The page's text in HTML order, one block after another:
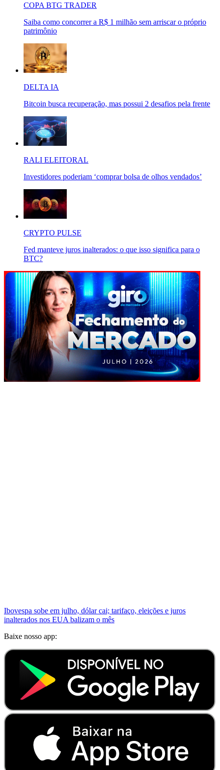
COPA BTG TRADER
Saiba como concorrer a R$ 1 milhão sem arriscar o próprio
patrimônio
DELTA IA
Bitcoin busca recuperação, mas possui 2 desafios pela frente
RALI ELEITORAL
Investidores poderiam ‘comprar bolsa de olhos vendados’
CRYPTO PULSE
Fed manteve juros inalterados: o que isso significa para o
BTC?
Ibovespa sobe em julho, dólar cai; tarifaço, eleições e juros
inalterados nos EUA balizam o mês
Baixe nosso app: